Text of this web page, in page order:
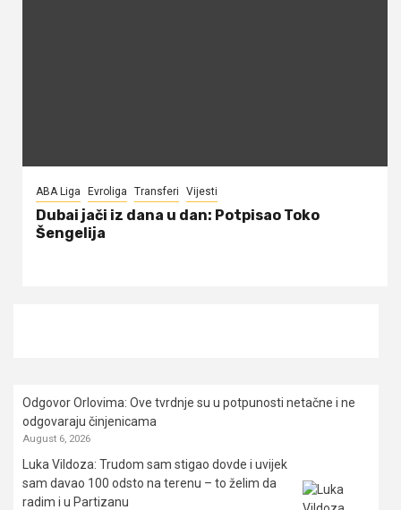
ABA Liga Evroliga Transferi Vijesti
Dubai jači iz dana u dan: Potpisao Toko
Šengelija
Odgovor Orlovima: ​Ove tvrdnje su u potpunosti netačne i ne
odgovaraju činjenicama
August 6, 2026
Luka Vildoza: Trudom sam stigao dovde i uvijek
sam davao 100 odsto na terenu – to želim da
radim i u Partizanu